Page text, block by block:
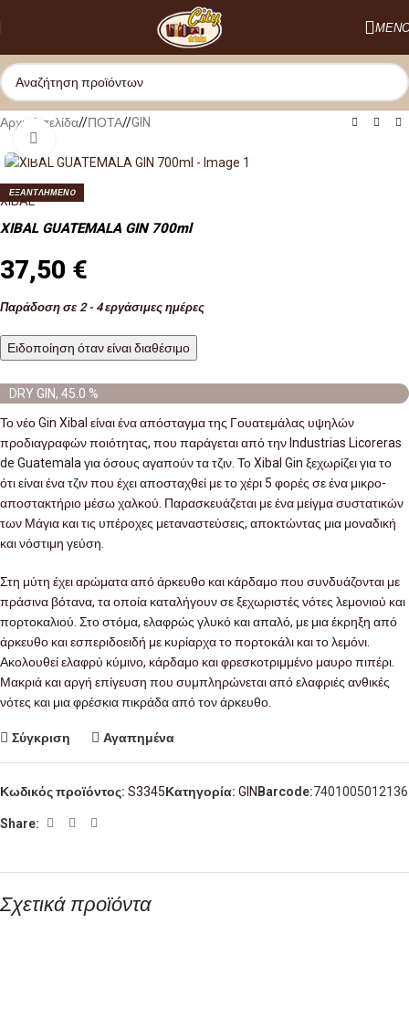
Αρχική σελίδα/ ΠΟΤΑ/ GIN
ΕΞΑΝΤΛΗΜΕΝO
XIBAL
XIBAL GUATEMALA GIN 700ml
37,50 €
Παράδοση σε 2 - 4 εργάσιμες ημέρες
Ειδοποίηση όταν είναι διαθέσιμο
DRY GIN, 45.0 %
Το νέο Gin Xibal είναι ένα απόσταγμα της Γουατεμάλας υψηλών
προδιαγραφών ποιότητας, που παράγεται από την Industrias Licoreras
de Guatemala για όσους αγαπούν τα τζιν. Το Xibal Gin ξεχωρίζει για το
ότι είναι ένα τζιν που έχει αποσταχθεί με το χέρι 5 φορές σε ένα μικρο-
αποστακτήριο μέσω χαλκού. Παρασκευάζεται με ένα μείγμα συστατικών
των Μάγια και τις υπέροχες μεταναστεύσεις, αποκτώντας μια μοναδική
και νόστιμη γεύση.
Στη μύτη έχει αρώματα από άρκευθο και κάρδαμο που συνδυάζονται με
πράσινα βότανα, τα οποία καταλήγουν σε ξεχωριστές νότες λεμονιού και
πορτοκαλιού. Στο στόμα, ελαφρώς γλυκό και απαλό, με μια έκρηξη από
άρκευθο και εσπεριδοειδή με κυρίαρχα το πορτοκάλι και το λεμόνι.
Ακολουθεί ελαφρύ κύμινο, κάρδαμο και φρεσκοτριμμένο μαυρο πιπέρι.
Μακριά και αργή επίγευση που συμπληρώνεται από ελαφριές ανθικές
νότες και μια φρέσκια πικράδα από τον άρκευθο.
Σύγκριση Αγαπημένα
Κωδικός προϊόντος: S3345Κατηγορία: GIN Barcode:7401005012136
Share:
Σχετικά προϊόντα